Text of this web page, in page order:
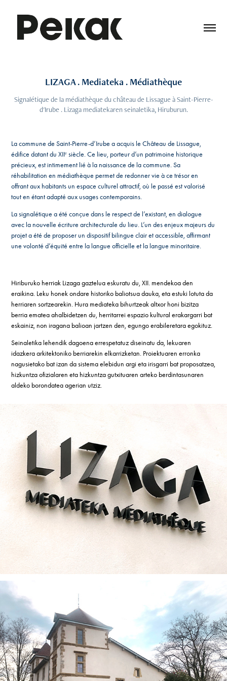
LIZAGA . Mediateka . Médiathèque
Signalétique de la médiathèque du château de Lissague à Saint-Pierre-
d'Irube . Lizaga mediatekaren seinaletika, Hiruburun.
La commune de Saint-Pierre-d’Irube a acquis le Château de Lissague,
édifice datant du XIIᵉ siècle. Ce lieu, porteur d’un patrimoine historique
précieux, est intimement lié à la naissance de la commune. Sa
réhabilitation en médiathèque permet de redonner vie à ce trésor en
offrant aux habitants un espace culturel attractif, où le passé est valorisé
tout en étant adapté aux usages contemporains.
La signalétique a été conçue dans le respect de l’existant, en dialogue
avec la nouvelle écriture architecturale du lieu. L’un des enjeux majeurs du
projet a été de proposer un dispositif bilingue clair et accessible, affirmant
une volonté d’équité entre la langue officielle et la langue minoritaire.
Hiriburuko herriak Lizaga gaztelua eskuratu du, XII. mendekoa den
eraikina. Leku honek ondare historiko baliotsua dauka, eta estuki lotuta da
herriaren sortzearekin. Hura mediateka bihurtzeak altxor honi bizitza
berria ematea ahalbidetzen du, herritarrei espazio kultural erakargarri bat
eskainiz, non iragana balioan jartzen den, egungo erabileretara egokituz.
Seinaletika lehendik dagoena errespetatuz diseinatu da, lekuaren
idazkera arkitektoniko berriarekin elkarrizketan. Proiektuaren erronka
nagusietako bat izan da sistema elebidun argi eta irisgarri bat proposatzea,
hizkuntza ofizialaren eta hizkuntza gutxituaren arteko berdintasunaren
aldeko borondatea agerian utziz.